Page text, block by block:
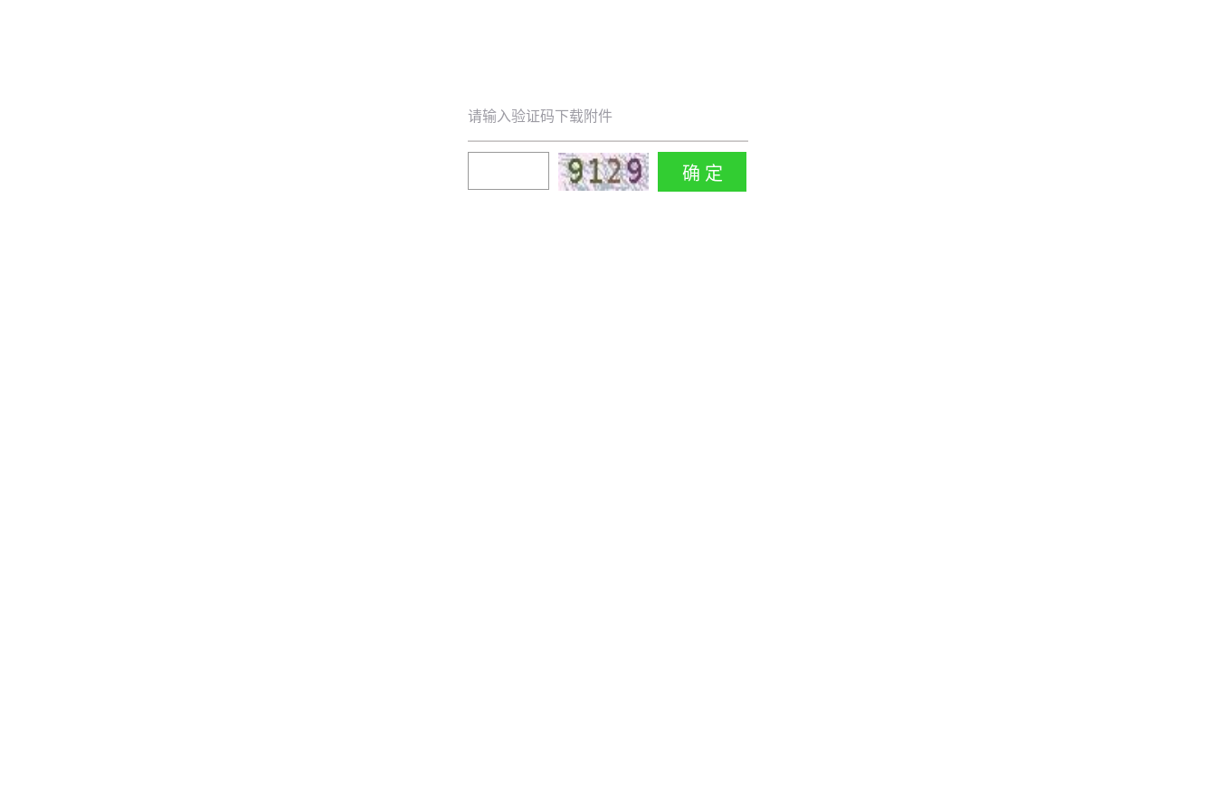
请输入验证码下载附件